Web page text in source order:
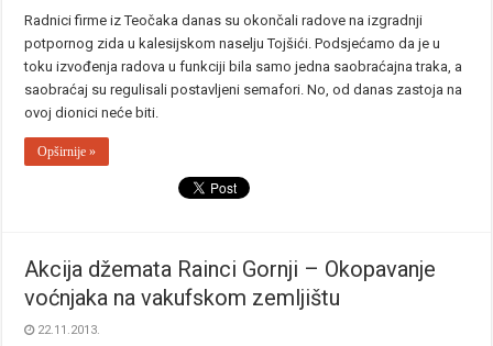
Radnici firme iz Teočaka danas su okončali radove na izgradnji
potpornog zida u kalesijskom naselju Tojšići. Podsjećamo da je u
toku izvođenja radova u funkciji bila samo jedna saobraćajna traka, a
saobraćaj su regulisali postavljeni semafori. No, od danas zastoja na
ovoj dionici neće biti.
Opširnije »
Akcija džemata Rainci Gornji – Okopavanje
voćnjaka na vakufskom zemljištu
22.11.2013.